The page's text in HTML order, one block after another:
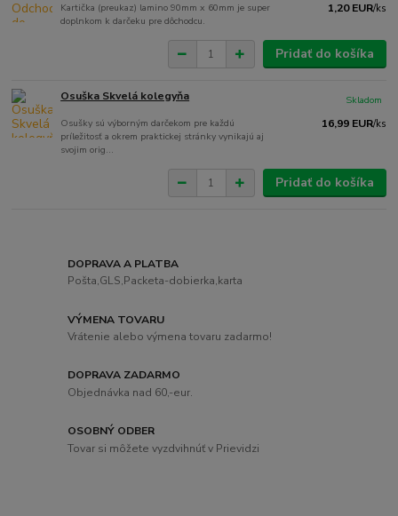
Kartička (preukaz) lamino 90mm x 60mm je super
doplnkom k darčeku pre dôchodcu.
1,20 EUR/ks
Pridať do košíka
Osuška Skvelá kolegyňa
Osušky sú výborným darčekom pre každú
príležitosť a okrem praktickej stránky vynikajú aj
svojim orig...
16,99 EUR/ks
Skladom
Pridať do košíka
DOPRAVA A PLATBA
Pošta,GLS,Packeta-dobierka,karta
VÝMENA TOVARU
Vrátenie alebo výmena tovaru zadarmo!
DOPRAVA ZADARMO
Objednávka nad 60,-eur.
OSOBNÝ ODBER
Tovar si môžete vyzdvihnúť v Prievidzi